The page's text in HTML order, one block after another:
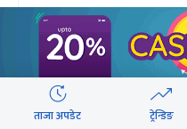
68% 3%
दुःखी
ताजा अपडेट ट्रेन्डिङ